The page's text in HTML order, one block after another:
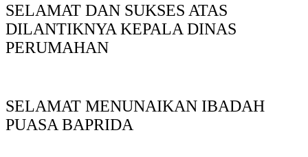
SELAMAT DAN SUKSES ATAS
DILANTIKNYA KEPALA DINAS
PERUMAHAN
SELAMAT MENUNAIKAN IBADAH
PUASA BAPRIDA